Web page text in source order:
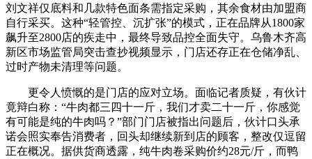
刘文祥仅底料和几款特色面条需指定采购，其余食材由加盟商
自行采买。这种“轻管控、沉扩张”的模式，正在品牌从1800家
飙升至2800店的疾走中，最终导致品控全面失守。乌鲁木齐高
新区市场监管局突击查抄视频显示，门店还存正在仓储净乱、
过时产物未清理等问题。
更令人愤慨的是门店的应对立场。面临记者质疑，有伙计
竟辩白称：“牛肉都三四十一斤，我们才卖二十一斤，你感觉
有可能是纯的牛肉吗？”部门门店被指出问题后，伙计口头承
诺会照实奉告消费者，回头却继续新到店的顾客，整改仅逗留
正在概况。据供货商透露，纯牛肉卷采购价约28元/斤，而鸭